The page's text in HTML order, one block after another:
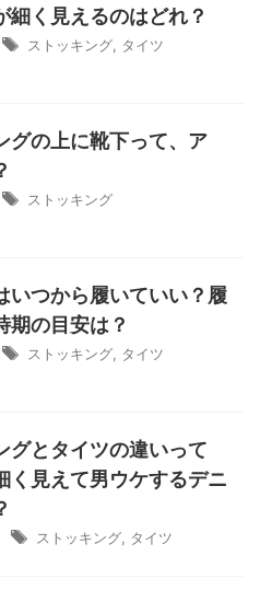
細く見えるのはどれ？
ストッキング タイツ
グの上に靴下って、ア
ストッキング
いつから履いていい？履
期の目安は？
ストッキング タイツ
グとタイツの違いって
く見えて男ウケするデニ
ストッキング タイツ